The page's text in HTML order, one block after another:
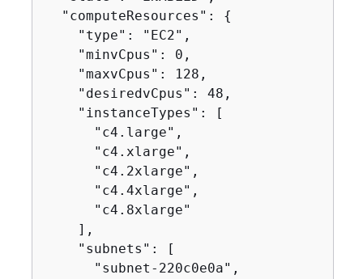
  "computeResources":
{
    "type": "EC2",
    "minvCpus": 0,
    "maxvCpus": 128,
    "desiredvCpus": 48,
    "instanceTypes": [
      "c4.large",
      "c4.xlarge",
      "c4.2xlarge",
      "c4.4xlarge",
      "c4.8xlarge"
    ],
    "subnets": [
      "subnet-220c0e0a",